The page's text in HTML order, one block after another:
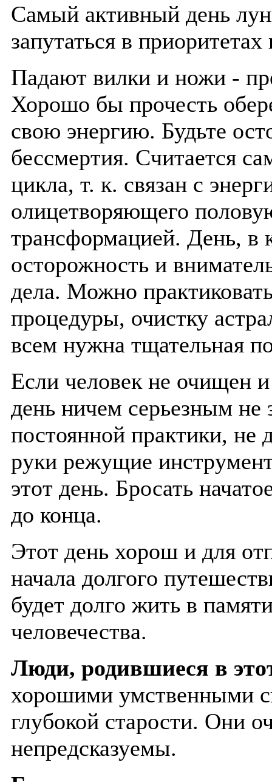
Самый активный день
запутаться в
Падают вилки и ножи -
Хорошо бы прочесть
свою энергию. Будьте
бессмертия. Считается
цикла, т. к. связан с
олицетворяющего
трансформацией. День, в
осторожность и
дела. Можно
процедуры, очистку
всем нужна тщательная
Если человек не очищен
день ничем серьезным
постоянной практики, не
руки режущие
этот день. Бросать
до конца.
Этот день хорош и для
начала долгого
будет долго жить в
человечества.
Люди, родившиеся в
хорошими умственными
глубокой старости. Они
непредсказуемы.